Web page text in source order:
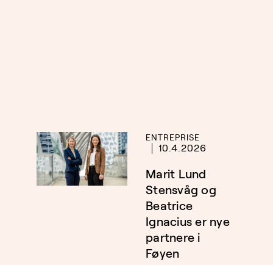
ENTREPRISE
10.4.2026
Marit Lund
Stensvåg og
Beatrice
Ignacius er nye
partnere i
Føyen